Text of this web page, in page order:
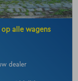
op alle wagens
dealer